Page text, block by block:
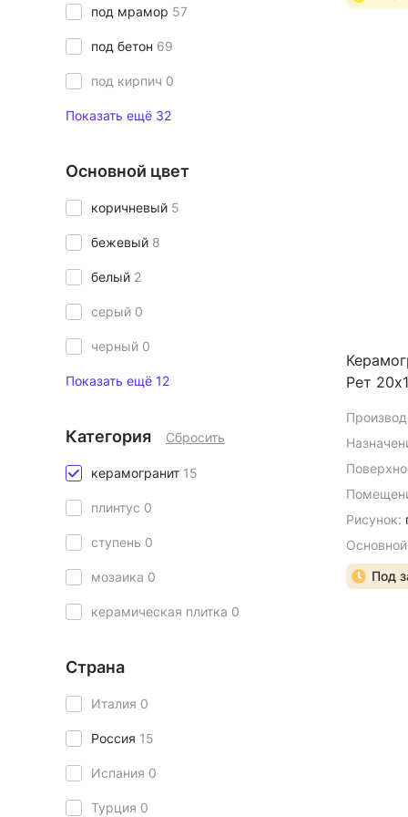
под мрамор 57
под бетон 69
под кирпич 0
Показать ещё 32
Основной цвет
коричневый 5
бежевый 8
белый 2
серый 0
черный 0
Показать ещё 12
Категория Сбросить
керамогранит 15
плинтус 0
ступень 0
мозаика 0
керамическая плитка 0
Страна
Италия 0
Россия 15
Испания 0
Турция 0
Рет
Рисунок:
Под